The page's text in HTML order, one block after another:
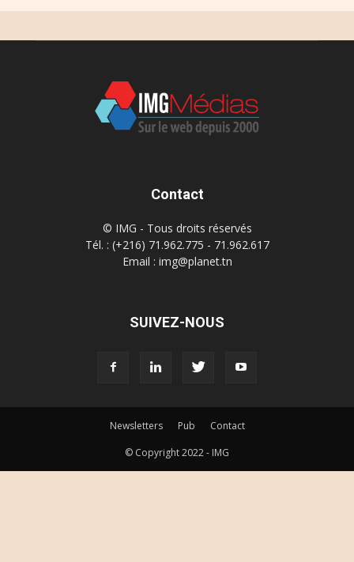
Contact
© IMG - Tous droits réservés
Tél. : (+216) 71.962.775 - 71.962.617
Email : img@planet.tn
SUIVEZ-NOUS
Newsletters Pub
Contact
© Copyright 2022 - IMG